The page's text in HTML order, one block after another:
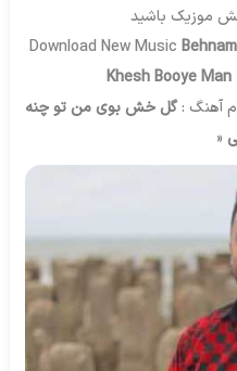
موزیک باشید
Download New Music
Khesh Booye
آهنگ :گل خش بوی من تو چنه
«